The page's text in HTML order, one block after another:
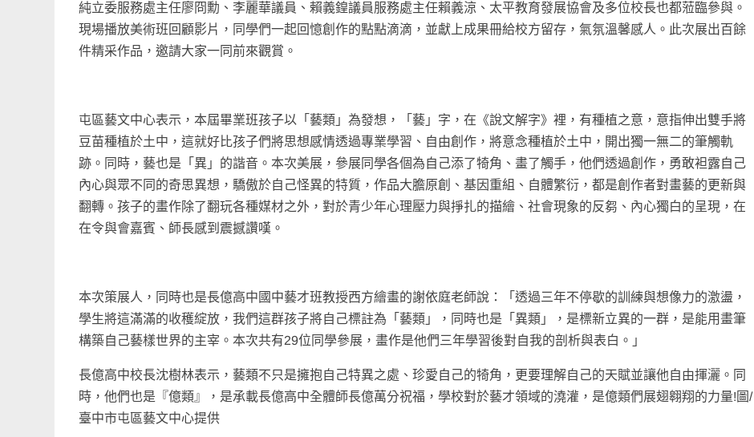
純立委服務處主任廖冏勳、李麗華議員、賴義鍠議員服務處主任賴義涼、太平教育發展協會及多位校長也都蒞臨參與。
現場播放美術班回顧影片，同學們一起回憶創作的點點滴滴，並獻上成果冊給校方留存，氣氛溫馨感人。此次展出百餘
件精采作品，邀請大家一同前來觀賞。
屯區藝文中心表示，本屆畢業班孩子以「藝類」為發想，「藝」字，在《說文解字》裡，有種植之意，意指伸出雙手將
豆苗種植於土中，這就好比孩子們將思想感情透過專業學習、自由創作，將意念種植於土中，開出獨一無二的筆觸軌
跡。同時，藝也是「異」的諧音。本次美展，參展同學各個為自己添了犄角、畫了觸手，他們透過創作，勇敢袒露自己
內心與眾不同的奇思異想，驕傲於自己怪異的特質，作品大膽原創、基因重組、自體繁衍，都是創作者對畫藝的更新與
翻轉。孩子的畫作除了翻玩各種媒材之外，對於青少年心理壓力與掙扎的描繪、社會現象的反芻、內心獨白的呈現，在
在令與會嘉賓、師長感到震撼讚嘆。
本次策展人，同時也是長億高中國中藝才班教授西方繪畫的謝依庭老師說：「透過三年不停歇的訓練與想像力的激盪，
學生將這滿滿的收穫綻放，我們這群孩子將自己標註為「藝類」，同時也是「異類」，是標新立異的一群，是能用畫筆
構築自己藝樣世界的主宰。本次共有29位同學參展，畫作是他們三年學習後對自我的剖析與表白。」
長億高中校長沈樹林表示，藝類不只是擁抱自己特異之處、珍愛自己的犄角，更要理解自己的天賦並讓他自由揮灑。同
時，他們也是『億類』，是承載長億高中全體師長億萬分祝福，學校對於藝才領域的澆灌，是億類們展翅翱翔的力量!圖/
臺中市屯區藝文中心提供